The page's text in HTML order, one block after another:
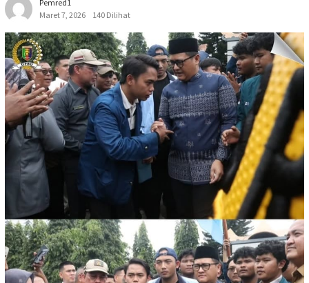
Pemred1
Maret 7, 2026
140 Dilihat